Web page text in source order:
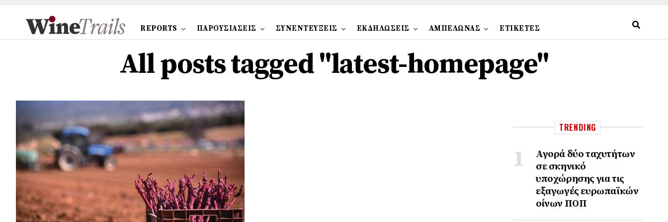
REPORTS ΠΑΡΟΥΣΙΑΣΕΙΣ ΣΥΝΕΝΤΕΥΞΕΙΣ ΕΚΔΗΛΩΣΕΙΣ ΑΜΠΕΛΩΝΑΣ ΕΤΙΚΕΤΕΣ
All posts tagged "latest-homepage"
TRENDING
Αγορά δύο ταχυτήτων
σε σκηνικό
υποχώρησης για τις
εξαγωγές ευρωπαϊκών
οίνων ΠΟΠ